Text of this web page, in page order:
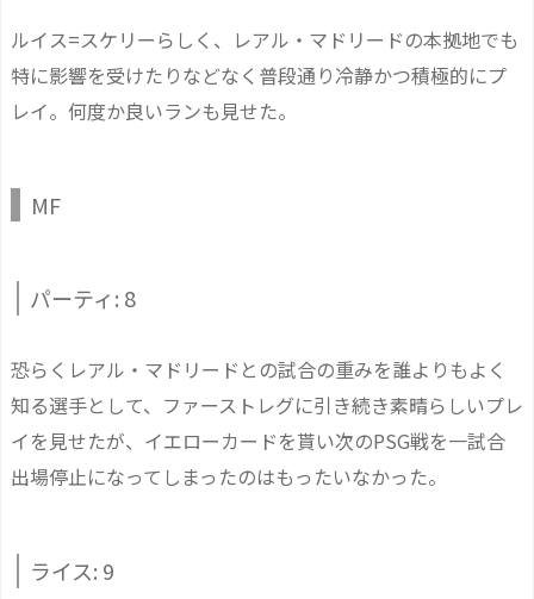
ルイス=スケリーらしく、レアル・マドリードの本拠地でも
特に影響を受けたりなどなく普段通り冷静かつ積極的にプ
レイ。何度か良いランも見せた。
MF
パーティ: 8
恐らくレアル・マドリードとの試合の重みを誰よりもよく
知る選手として、ファーストレグに引き続き素晴らしいプレ
イを見せたが、イエローカードを貰い次のPSG戦を一試合
出場停止になってしまったのはもったいなかった。
ライス: 9